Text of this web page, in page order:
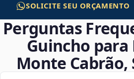
SOLICITE SEU ORÇAMENTO
Perguntas
Guincho
Monte Cabrão,